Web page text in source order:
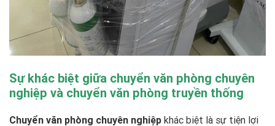
Sự khác biệt giữa chuyển văn phòng chuyên
nghiệp và chuyển văn phòng truyền thống
Chuyển văn phòng chuyên nghiệp khác biệt là sự tiện lợi